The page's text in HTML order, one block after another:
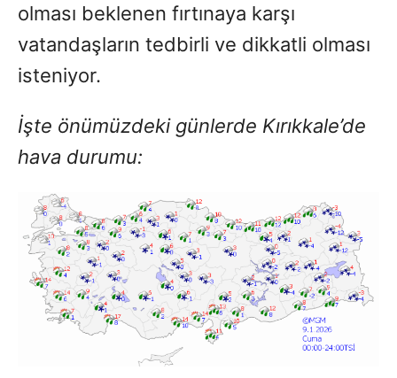
olması beklenen fırtınaya karşı
vatandaşların tedbirli ve dikkatli olması
isteniyor.
İşte önümüzdeki günlerde Kırıkkale’de
hava durumu: